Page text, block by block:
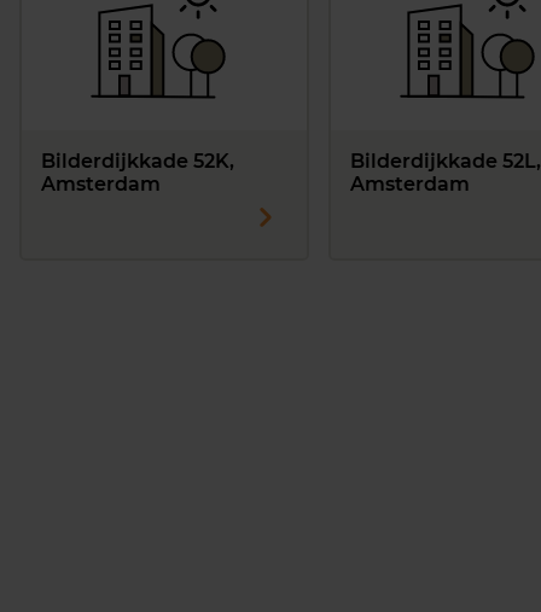
Bilderdijkkade 52K,
Amsterdam
Bilderdijkkade 52L,
Amsterdam